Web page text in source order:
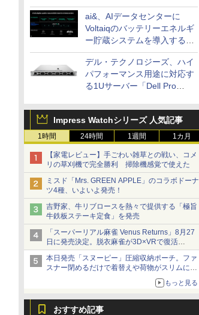
ai&、AIデータセンターに
Voltaiqのバッテリーエネルギ
ー貯蔵システムを導入する計
画を発表
デル・テクノロジーズ、ハイ
パフォーマンス用途に対応す
る1Uサーバー「Dell Pro
売
Impress Watchシリーズ 人気記事
1時間 24時間 1週間 1カ月
【家電レビュー】手ごわい雑草との戦い、コメ
リの草刈機で完全勝利 掃除機感覚で使えた
ミスド「Mrs. GREEN APPLE」のコラボドーナ
ツ4種、いよいよ発売！
吉野家、牛リブロースを熱々で提供する「極旨
牛鉄板ステーキ定食」を発売
「スーパーリアル麻雀 Venus Returns」8月27
日に発売決定。脱衣麻雀が3D×VRで復活
発売から2週間は20%オフになるセールが実施
本日発売「スヌーピー」圧縮収納ポーチ。ファ
スナー閉めるだけで着替えや荷物がスリムにま
もっと見る
おすすめ記事